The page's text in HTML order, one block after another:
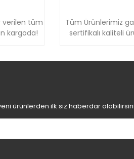
verilen tüm
kargoda!
Tüm Ürünlerimiz
sertifikalı kaliteli
ürünlerden ilk siz haberdar